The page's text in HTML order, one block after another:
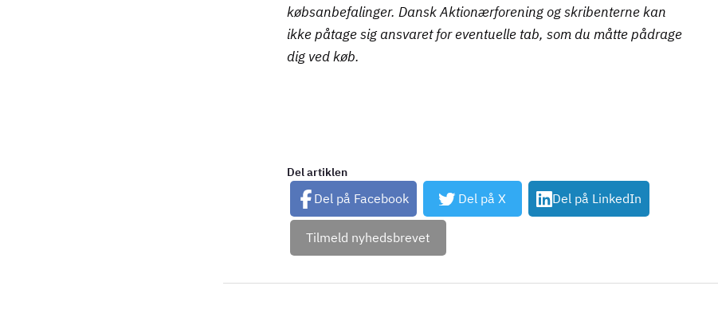
købsanbefalinger. Dansk Aktionærforening og skribenterne kan
ikke påtage sig ansvaret for eventuelle tab, som du måtte pådrage
dig ved køb.
Del artiklen
Del på Facebook Del på X Del på LinkedIn
Tilmeld nyhedsbrevet